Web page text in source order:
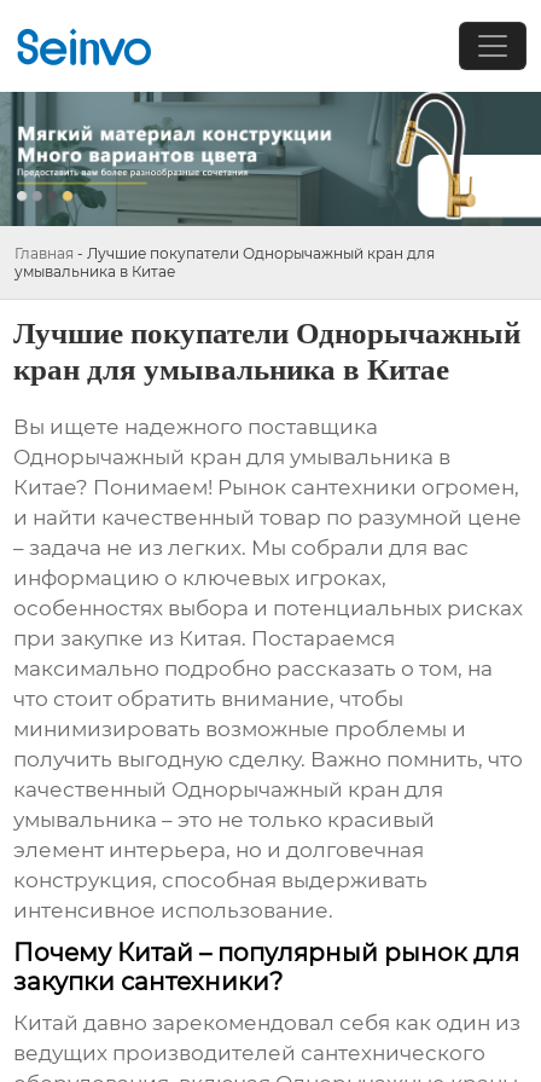
Главная - Лучшие покупатели Однорычажный кран для
умывальника в Китае
Лучшие покупатели Однорычажный
кран для умывальника в Китае
Вы ищете надежного поставщика
Однорычажный кран для умывальника в
Китае? Понимаем! Рынок сантехники огромен,
и найти качественный товар по разумной цене
– задача не из легких. Мы собрали для вас
информацию о ключевых игроках,
особенностях выбора и потенциальных рисках
при закупке из Китая. Постараемся
максимально подробно рассказать о том, на
что стоит обратить внимание, чтобы
минимизировать возможные проблемы и
получить выгодную сделку. Важно помнить, что
качественный Однорычажный кран для
умывальника – это не только красивый
элемент интерьера, но и долговечная
конструкция, способная выдерживать
интенсивное использование.
Почему Китай – популярный рынок для
закупки сантехники?
Китай давно зарекомендовал себя как один из
ведущих производителей сантехнического